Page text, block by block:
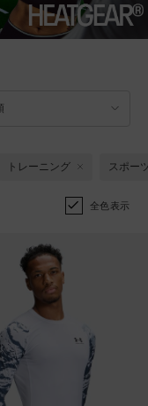
トレーニング スポー
全色表示